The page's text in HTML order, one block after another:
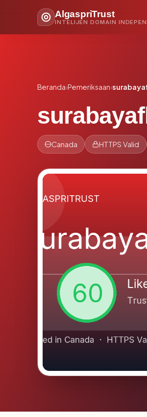
AlgaspriTrust
INTELIJEN DOMAIN
Beranda›Pemeriksaan›
Canada HTTPS Valid